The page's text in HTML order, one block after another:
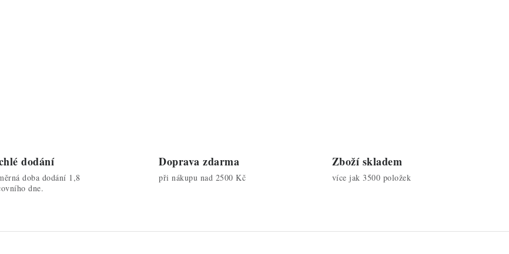
dodání
doba dodání 1,8
dne.
Doprava zdarma
při nákupu nad 2500 Kč
Zboží skladem
více jak 3500 položek